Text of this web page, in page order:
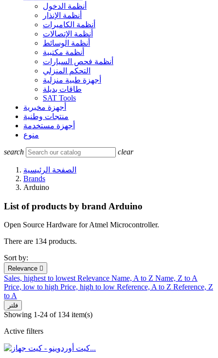
أنظمة الدخول
أنظمة الإنذار
أنظمة الكاميرات
أنظمة الإتصالات
أنظمة الوسائط
أنظمة مكتبية
أنظمة فحص السيارات
التحكم المنزلي
أجهزة طبية منزلية
طاقات بديلة
SAT Tools
أجهزة مخبرية
منتجات وطنية
أجهزة مستخدمة
منوع
search clear
الصفحة الرئيسية
Brands
Arduino
List of products by brand Arduino
Open Source Hardware for Atmel Microcontroller.
There are 134 products.
Sort by:
Relevance 
Sales, highest to lowestRelevance Name, A to Z Name, Z to A
Price, low to high Price, high to low Reference, A to Z Reference, Z
to A
فلتر
Showing 1-24 of 134 item(s)
Active filters